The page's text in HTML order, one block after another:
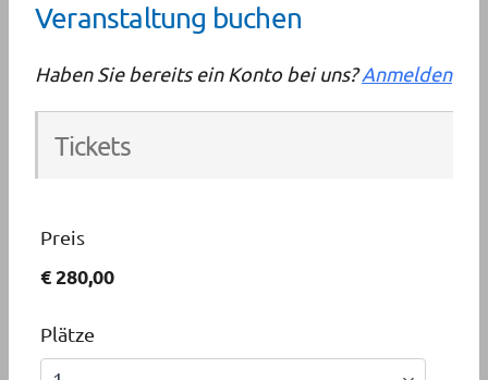
Veranstaltung buchen
Haben Sie bereits ein Konto bei uns?Anmelden
Tickets
Preis
€ 280,00
Plätze